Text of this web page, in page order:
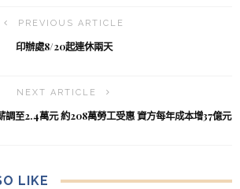
PREVIOUS ARTICLE
印辦處8/20起連休兩天
NEXT ARTICLE
至2.4萬元 約208萬勞工受惠 資方每年成本增37億元
LIKE